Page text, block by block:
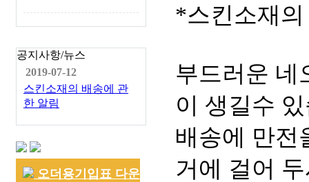
공지사항/뉴스
2019-07-12
스킨소재의 배송에 관
한 알림
오더용기입표 다운
*스킨소재
부드러운 네
이 생길수
배송에 만전
거에 걸어